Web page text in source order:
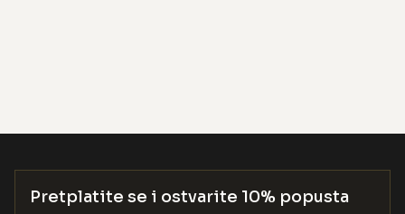
Pretplatite se i ostvarite 10% popusta